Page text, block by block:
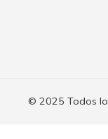
© 2025 Todos